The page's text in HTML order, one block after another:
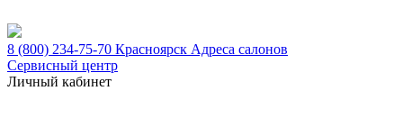
8 (800) 234-75-70 Красноярск Адреса салонов
Сервисный центр
Личный кабинет